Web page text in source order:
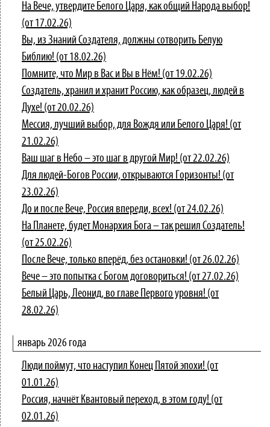
На Вече, утвердите Белого Царя, как общий Народа выбор!
(от 17.02.26)
Вы, из Знаний Создателя, должны сотворить Белую
Библию! (от 18.02.26)
Помните, что Мир в Вас и Вы в Нём! (от 19.02.26)
Создатель, хранил и хранит Россию, как образец, людей в
Духе! (от 20.02.26)
Мессия, лучший выбор, для Вождя или Белого Царя! (от
21.02.26)
Ваш шаг в Небо – это шаг в другой Мир! (от 22.02.26)
Для людей-Богов России, открываются Горизонты! (от
23.02.26)
До и после Вече, Россия впереди, всех! (от 24.02.26)
На Планете, будет Монархия Бога – так решил Создатель!
(от 25.02.26)
После Вече, только вперёд, без остановки! (от 26.02.26)
Вече – это попытка с Богом договориться! (от 27.02.26)
Белый Царь, Леонид, во главе Первого уровня! (от
28.02.26)
январь 2026 года
Люди поймут, что наступил Конец Пятой эпохи! (от
01.01.26)
Россия, начнёт Квантовый переход, в этом году! (от
02.01.26)